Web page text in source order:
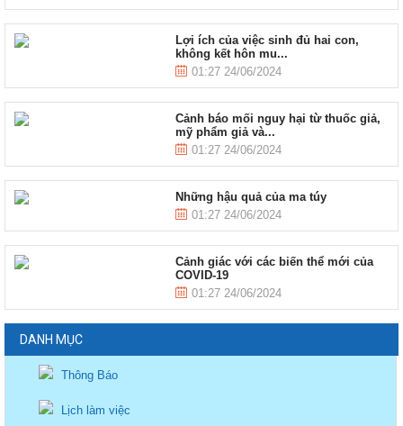
Lợi ích của việc sinh đủ hai con,
không kết hôn mu...
01:27 24/06/2024
Cảnh báo mối nguy hại từ thuốc giả,
mỹ phẩm giả và...
01:27 24/06/2024
Những hậu quả của ma túy
01:27 24/06/2024
Cảnh giác với các biến thể mới của
COVID-19
01:27 24/06/2024
DANH MỤC
Thông Báo
Lịch làm việc